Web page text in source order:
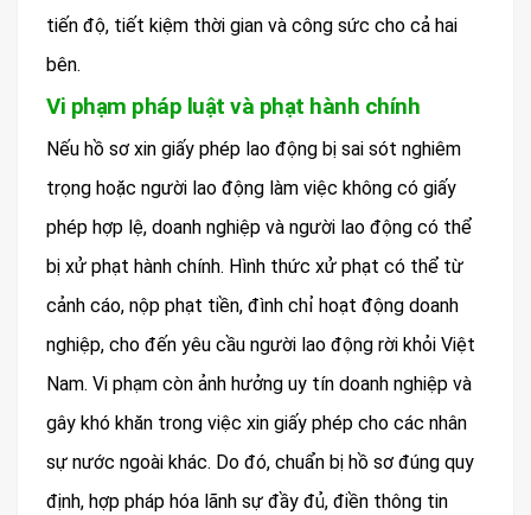
tiến độ, tiết kiệm thời gian và công sức cho cả hai
bên.
Vi phạm pháp luật và phạt hành chính
Nếu hồ sơ xin giấy phép lao động bị sai sót nghiêm
trọng hoặc người lao động làm việc không có giấy
phép hợp lệ, doanh nghiệp và người lao động có thể
bị xử phạt hành chính. Hình thức xử phạt có thể từ
cảnh cáo, nộp phạt tiền, đình chỉ hoạt động doanh
nghiệp, cho đến yêu cầu người lao động rời khỏi Việt
Nam. Vi phạm còn ảnh hưởng uy tín doanh nghiệp và
gây khó khăn trong việc xin giấy phép cho các nhân
sự nước ngoài khác. Do đó, chuẩn bị hồ sơ đúng quy
định, hợp pháp hóa lãnh sự đầy đủ, điền thông tin